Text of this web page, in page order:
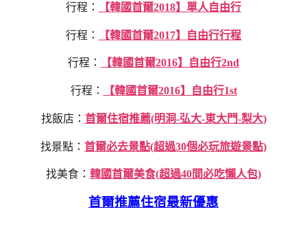
行程： 【韓國首爾2018】單人自由行
行程： 【韓國首爾2017】自由行行程
行程： 【韓國首爾2016】自由行2nd
行程： 【韓國首爾2016】自由行1st
找飯店： 首爾住宿推薦(明洞-弘大-東大門-梨大)
找景點： 首爾必去景點(超過30個必玩旅遊景點)
找美食： 韓國首爾美食(超過40間必吃懶人包)
首爾推薦住宿最新優惠